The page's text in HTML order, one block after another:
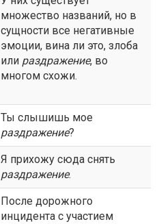
множество названий, но в
сущности все негативные
эмоции, вина ли это, злоба
или раздражение, во
многом схожи.
Ты слышишь мое
раздражение?
Я прихожу сюда снять
раздражение.
После дорожного
инцидента с участием